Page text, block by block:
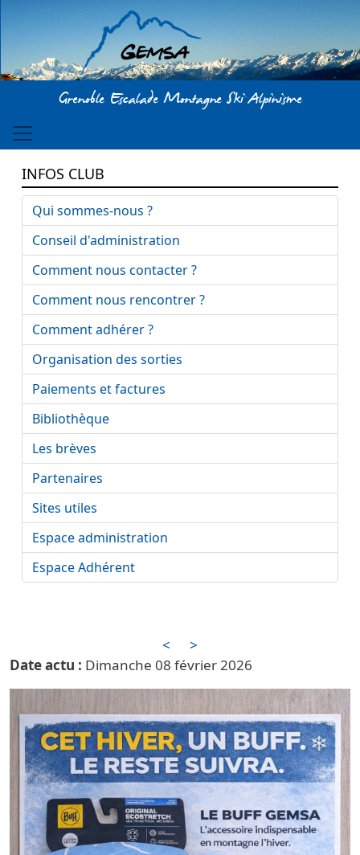
Aller au contenu principal
Grenoble Escalade Montagne Ski Alpinisme
<
>
Date actu
Dimanche 08 février 2026
INFOS CLUB
Qui sommes-nous ?
Conseil d'administration
Comment nous contacter ?
Comment nous rencontrer ?
Comment adhérer ?
Organisation des sorties
Paiements et factures
Bibliothèque
Les brèves
Partenaires
Sites utiles
Espace administration
Espace Adhérent